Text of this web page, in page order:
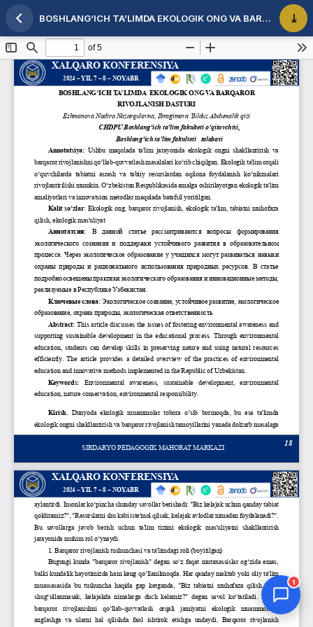
Maqola tafsilotlariga qaytish BOSHLANG‘ICH TA’LIMDA EKOLOGIK ONG VA BARQAROR RIVOJLANISH DASTURI
1
Jurnal Yordamchisi
Onlayn